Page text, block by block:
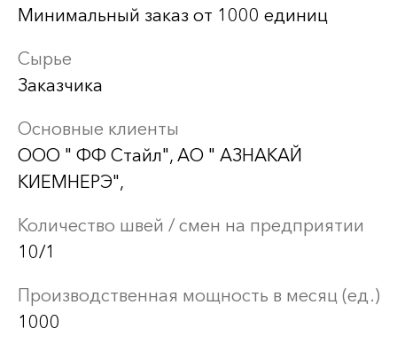
Минимальный заказ от 1000 единиц
Сырье
Заказчика
Основные клиенты
ООО " ФФ Стайл", АО " АЗНАКАЙ
КИЕМНЕРЭ",
Количество швей / смен на предприятии
10/1
Производственная мощность в месяц (ед.)
1000